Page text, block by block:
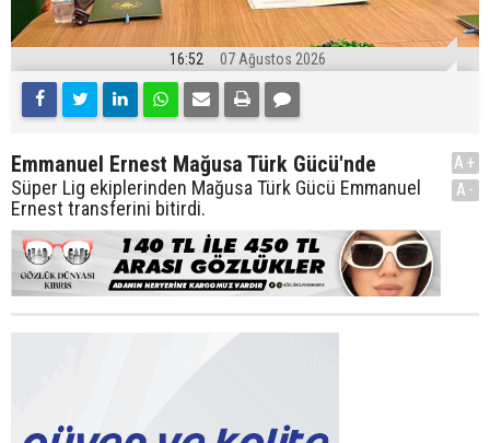
16:52 07 Ağustos 2026
Emmanuel Ernest Mağusa Türk Gücü'nde
Süper Lig ekiplerinden Mağusa Türk Gücü Emmanuel
Ernest transferini bitirdi.
A+
A-